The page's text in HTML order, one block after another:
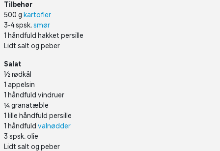
Tilbehør
500 g kartofler
3-4 spsk.smør
1 håndfuld hakket persille
Lidt salt og peber
Salat
½ rødkål
1 appelsin
1 håndfuld vindruer
¼ granatæble
1 lille håndfuld persille
1 håndfuld valnødder
3 spsk. olie
Lidt salt og peber